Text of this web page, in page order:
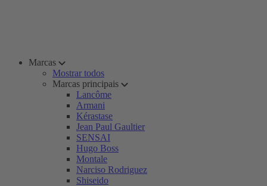
Marcas
Mostrar todos
Marcas principais
Lancôme
Armani
Kérastase
Jean Paul Gaultier
SENSAI
Hugo Boss
Montale
Narciso Rodriguez
Shiseido